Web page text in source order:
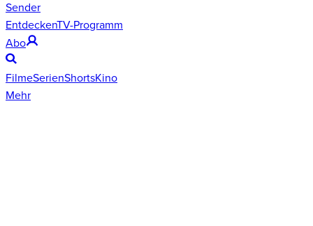
Sender
EntdeckenTV-Programm
Abo
FilmeSerienShortsKino
Mehr